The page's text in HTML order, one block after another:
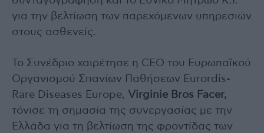
για την βελτίωση των παρεχόμενων υπηρεσιών
στους ασθενείς.
Το Συνέδριο χαιρέτησε η CEO του Ευρωπαϊκού
Οργανισμού Σπανίων Παθήσεων Eurordis-
Rare Diseases Europe, Virginie Bros Facer,
τόνισε τη σημασία της συνεργασίας με την
Ελλάδα για τη βελτίωση της φροντίδας των